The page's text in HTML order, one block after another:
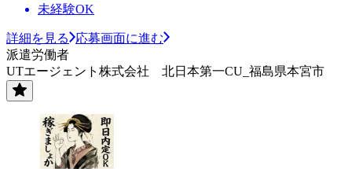
未経験OK
詳細を見る
応募画面に進む
派遣労働者
UTエージェント株式会社 北日本第一CU_福島県本宮市